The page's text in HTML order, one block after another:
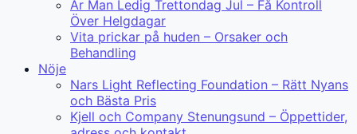
Är Man Ledig Trettondag Jul – Få Kontroll
Över Helgdagar
Vita prickar på huden – Orsaker och
Behandling
Nöje
Nars Light Reflecting Foundation – Rätt Nyans
och Bästa Pris
Kjell och Company Stenungsund – Öppettider,